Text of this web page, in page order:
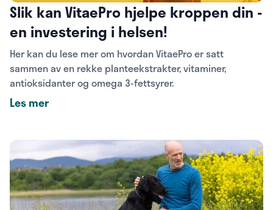
Slik kan VitaePro hjelpe kroppen din -
en investering i helsen!
Her kan du lese mer om hvordan VitaePro er satt
sammen av en rekke planteekstrakter, vitaminer,
antioksidanter og omega 3-fettsyrer.
Les mer